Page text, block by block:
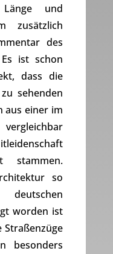
und
zusätzlich
des
ist schon
dass die
sehenden
aus einer im
stammen.
so
worden ist
besonders